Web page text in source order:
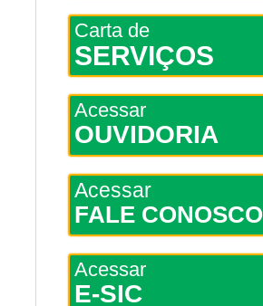
Carta de
SERVIÇOS
Acessar
OUVIDORIA
Acessar
FALE CONOSCO
Acessar
E-SIC